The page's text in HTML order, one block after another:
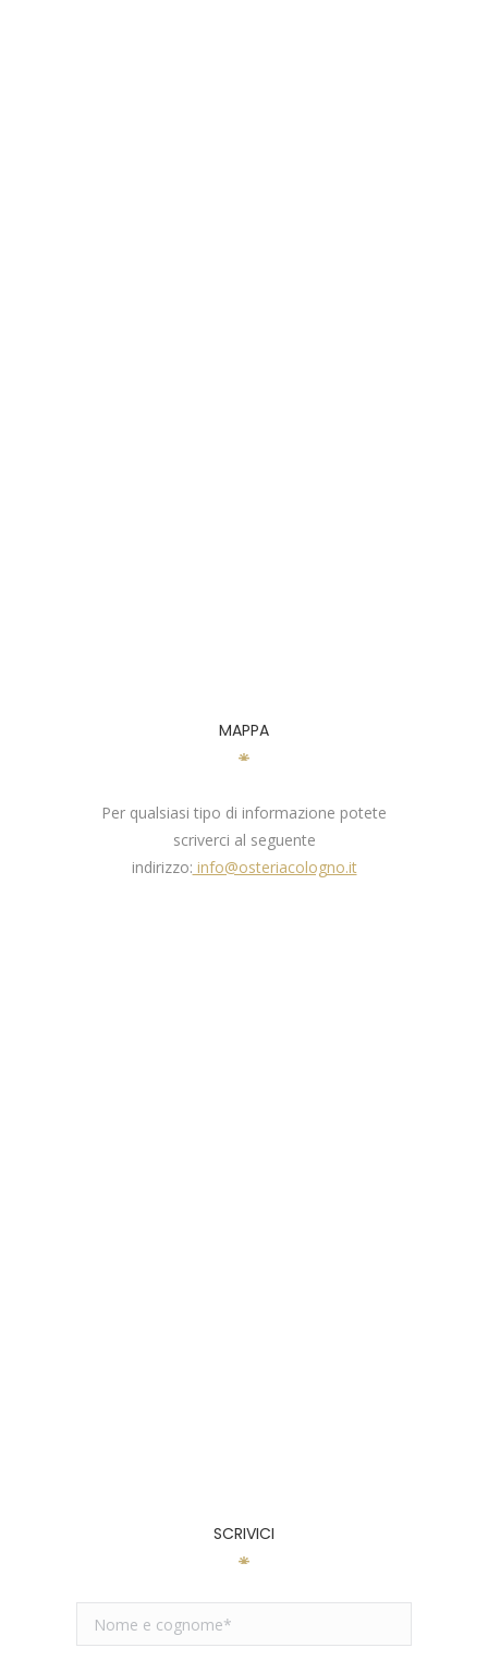
MAPPA
Per qualsiasi tipo di informazione potete
scriverci al seguente
indirizzo: info@osteriacologno.it
SCRIVICI